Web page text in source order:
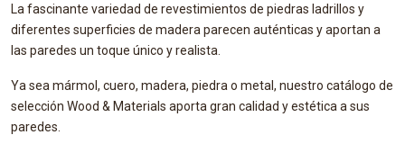
La fascinante variedad de revestimientos de piedras ladrillos y
diferentes superficies de madera parecen auténticas y aportan a
las paredes un toque único y realista.
Ya sea mármol, cuero, madera, piedra o metal, nuestro catálogo de
selección Wood & Materials aporta gran calidad y estética a sus
paredes.